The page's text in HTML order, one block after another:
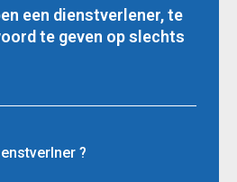
een dienstverlener, te
te geven op slechts
?